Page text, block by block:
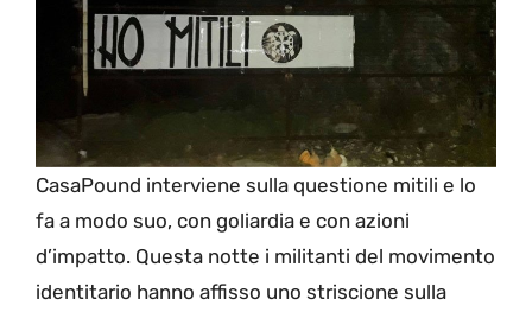
CasaPound interviene sulla questione mitili e lo
fa a modo suo, con goliardia e con azioni
d’impatto. Questa notte i militanti del movimento
identitario hanno affisso uno striscione sulla